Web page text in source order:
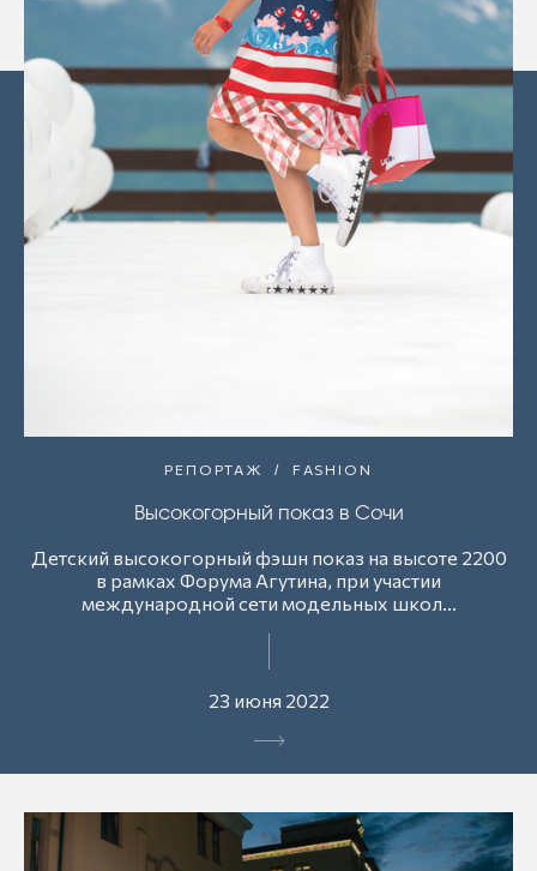
РЕПОРТАЖ FASHION
Высокогорный показ в Сочи
Детский высокогорный фэшн показ на высоте 2200
в рамках Форума Агутина, при участии
международной сети модельных школ...
23 июня 2022